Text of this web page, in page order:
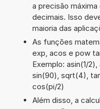
a precisão
decimais. Isso
maioria das
As funções
exp, acos e pow
Exemplo: asin(1/
sin(90), sqrt(4),
cos(pi/2)
Além disso, a